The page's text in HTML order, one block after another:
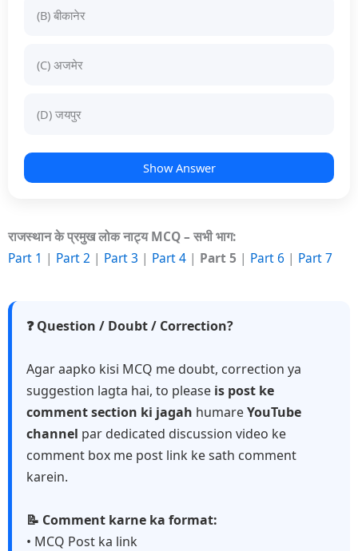
(B) बीकानेर
(C) अजमेर
(D) जयपुर
Show Answer
राजस्थान के प्रमुख लोक नाट्य MCQ – सभी भाग:
Part 1 | Part 2 | Part 3 | Part 4 | Part 5 | Part 6 | Part 7
❓ Question / Doubt / Correction?
Agar aapko kisi MCQ me doubt, correction ya
suggestion lagta hai, to please is post ke
comment section ki jagah humareYouTube
channel par dedicated discussion video ke
comment box me post link ke sath comment
karein.
📝 Comment karne ka format:
• MCQ Post ka link